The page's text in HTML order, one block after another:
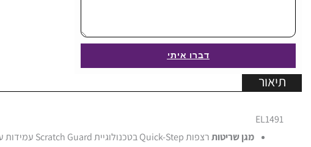
דברו איתי
תיאור
EL1491
מגן שריטותרצפות Quick-Step בטכנולוגיית Scratch Guard עמידות עד פי עשרה לשריטות מרצפות ללא Scratch Guard.